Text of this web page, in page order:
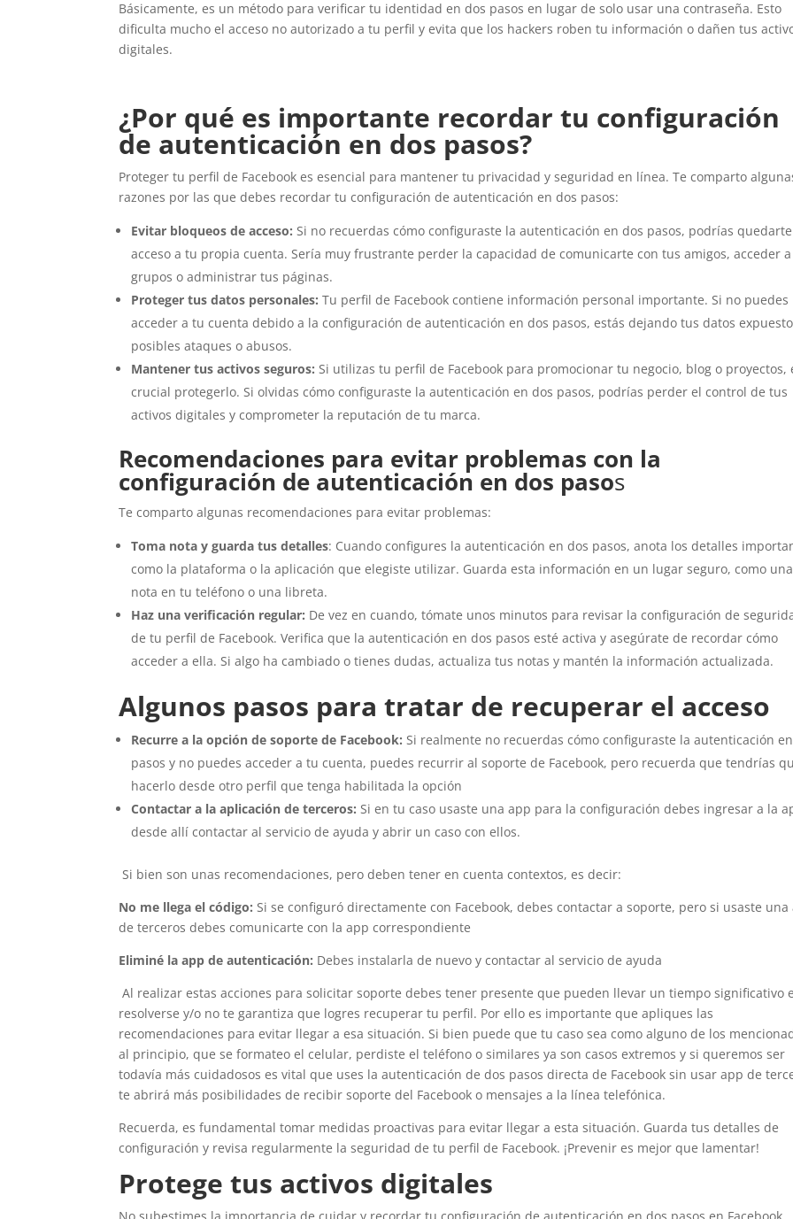
Básicamente, es un método para verificar tu identidad en dos pasos en lugar de solo usar una contraseña. Esto
dificulta mucho el acceso no autorizado a tu perfil y evita que los hackers roben tu información o dañen tus
digitales.
¿Por qué es importante recordar tu configuración
de autenticación en dos pasos?
Proteger tu perfil de Facebook es esencial para mantener tu privacidad y seguridad en línea. Te comparto
razones por las que debes recordar tu configuración de autenticación en dos pasos:
Evitar bloqueos de acceso: Si no recuerdas cómo configuraste la autenticación en dos pasos, podrías
acceso a tu propia cuenta. Sería muy frustrante perder la capacidad de comunicarte con tus amigos, acceder
grupos o administrar tus páginas.
Proteger tus datos personales: Tu perfil de Facebook contiene información personal importante. Si no puedes
acceder a tu cuenta debido a la configuración de autenticación en dos pasos, estás dejando tus datos
posibles ataques o abusos.
Mantener tus activos seguros: Si utilizas tu perfil de Facebook para promocionar tu negocio, blog o proyectos,
crucial protegerlo. Si olvidas cómo configuraste la autenticación en dos pasos, podrías perder el control de tus
activos digitales y comprometer la reputación de tu marca.
Recomendaciones para evitar problemas con la
configuración de autenticación en dos pasos
Te comparto algunas recomendaciones para evitar problemas:
Toma nota y guarda tus detalles: Cuando configures la autenticación en dos pasos, anota los detalles
como la plataforma o la aplicación que elegiste utilizar. Guarda esta información en un lugar seguro, como una
nota en tu teléfono o una libreta.
Haz una verificación regular: De vez en cuando, tómate unos minutos para revisar la configuración de
de tu perfil de Facebook. Verifica que la autenticación en dos pasos esté activa y asegúrate de recordar cómo
acceder a ella. Si algo ha cambiado o tienes dudas, actualiza tus notas y mantén la información actualizada.
Algunos pasos para tratar de recuperar el acceso
Recurre a la opción de soporte de Facebook: Si realmente no recuerdas cómo configuraste la autenticación
pasos y no puedes acceder a tu cuenta, puedes recurrir al soporte de Facebook, pero recuerda que tendrías
hacerlo desde otro perfil que tenga habilitada la opción
Contactar a la aplicación de terceros: Si en tu caso usaste una app para la configuración debes ingresar a la
desde allí contactar al servicio de ayuda y abrir un caso con ellos.
Si bien son unas recomendaciones, pero deben tener en cuenta contextos, es decir:
No me llega el código: Si se configuró directamente con Facebook, debes contactar a soporte, pero si usaste una
de terceros debes comunicarte con la app correspondiente
Eliminé la app de autenticación: Debes instalarla de nuevo y contactar al servicio de ayuda
Al realizar estas acciones para solicitar soporte debes tener presente que pueden llevar un tiempo significativo
resolverse y/o no te garantiza que logres recuperar tu perfil. Por ello es importante que apliques las
recomendaciones para evitar llegar a esa situación. Si bien puede que tu caso sea como alguno de los
al principio, que se formateo el celular, perdiste el teléfono o similares ya son casos extremos y si queremos ser
todavía más cuidadosos es vital que uses la autenticación de dos pasos directa de Facebook sin usar app de
te abrirá más posibilidades de recibir soporte del Facebook o mensajes a la línea telefónica.
Recuerda, es fundamental tomar medidas proactivas para evitar llegar a esta situación. Guarda tus detalles de
configuración y revisa regularmente la seguridad de tu perfil de Facebook. ¡Prevenir es mejor que lamentar!
Protege tus activos digitales
No subestimes la importancia de cuidar y recordar tu configuración de autenticación en dos pasos en Facebook.